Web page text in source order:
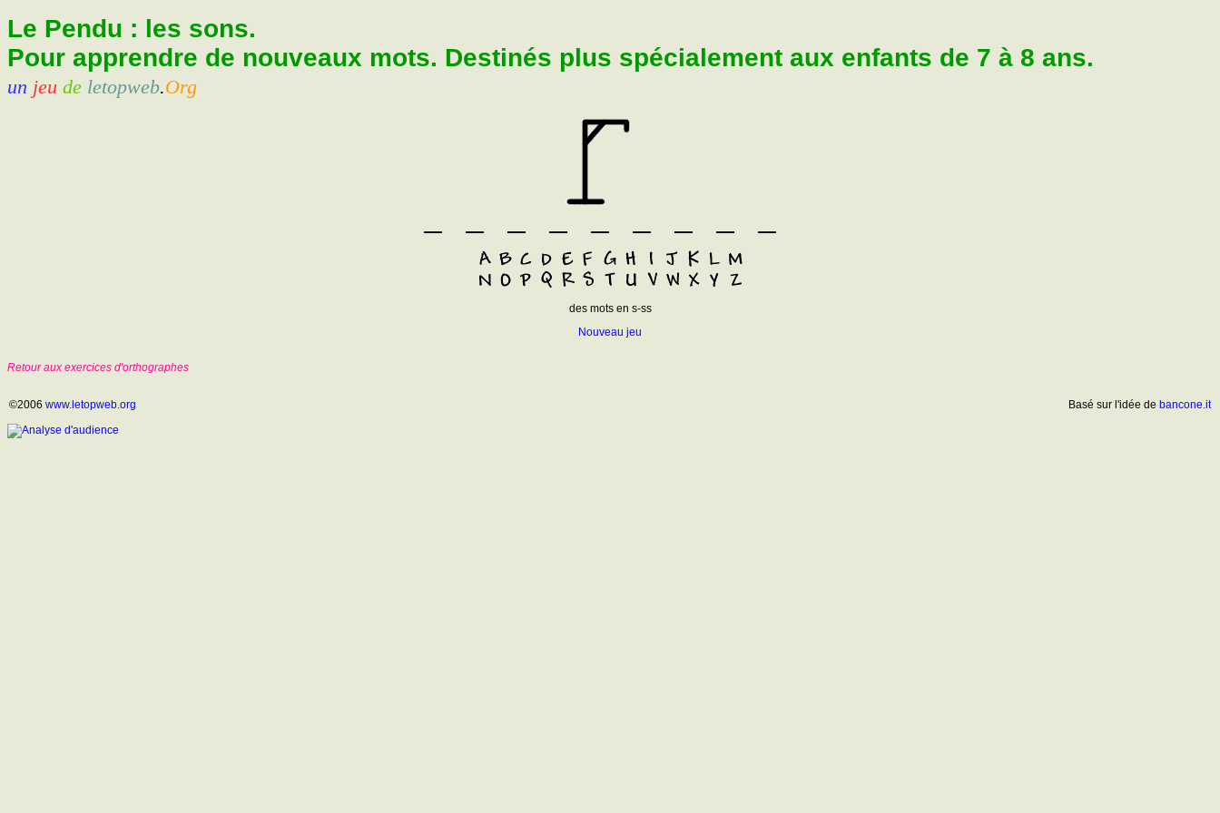
Le Pendu : les sons.
Pour apprendre de nouveaux mots. Destinés plus spécialement aux enfants de 7 à 8 ans.
un jeu de letopweb.Org
des mots en s-ss
Nouveau jeu
Retour aux exercices d'orthographes
©2006 www.letopweb.org Basé sur l'idée de bancone.it